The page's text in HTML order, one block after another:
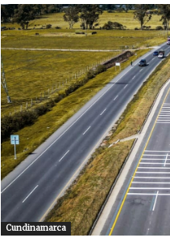
Cundinamarca